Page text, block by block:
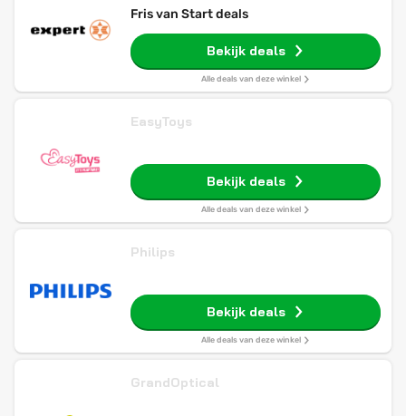
Fris van Start deals
Bekijk deals
Alle deals van deze winkel
EasyToys
Bekijk deals
Alle deals van deze winkel
Philips
Bekijk deals
Alle deals van deze winkel
GrandOptical